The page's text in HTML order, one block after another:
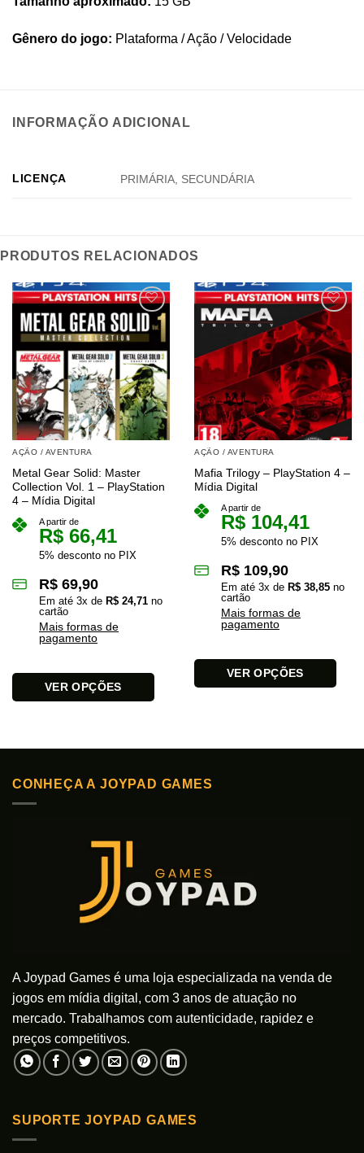
Gênero do jogo: Plataforma / Ação / Velocidade
INFORMAÇÃO ADICIONAL
LICENÇA PRIMÁRIA, SECUNDÁRIA
PRODUTOS RELACIONADOS
AÇÃO / AVENTURA
Metal Gear Solid: Master
Collection Vol. 1 – PlayStation
4 – Mídia Digital
A partir de
R$ 66,41
5% desconto no PIX
R$ 69,90
Em até 3x de R$ 24,71 no
cartão
Mais formas de
pagamento
VER OPÇÕES
variantes.
AÇÃO / AVENTURA
Mafia Trilogy – PlayStation 4 –
Mídia Digital
A partir de
R$ 104,41
5% desconto no PIX
R$ 109,90
Em até 3x de R$ 38,85 no
cartão
Mais formas de
pagamento
VER OPÇÕES
várias
As
na
página
do
CONHEÇA A JOYPAD GAMES
A Joypad Games é uma loja especializada na venda de
jogos em mídia digital, com 3 anos de atuação no
mercado. Trabalhamos com autenticidade, rapidez e
preços competitivos.
SUPORTE JOYPAD GAMES